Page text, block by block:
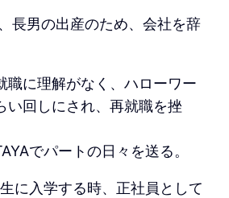
長男の出産のため、会社を辞
職に理解がなく、ハローワー
い回しにされ、再就職を挫
でパートの日々を送る。
に入学する時、正社員として